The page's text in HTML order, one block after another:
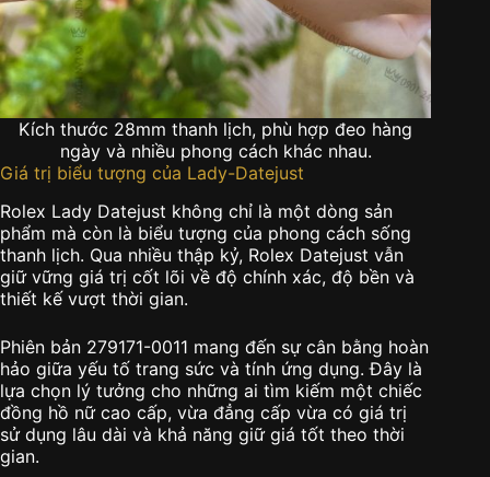
Kích thước 28mm thanh lịch, phù hợp đeo hàng
ngày và nhiều phong cách khác nhau.
Giá trị biểu tượng của Lady-Datejust
Rolex Lady Datejust không chỉ là một dòng sản
phẩm mà còn là biểu tượng của phong cách sống
thanh lịch. Qua nhiều thập kỷ, Rolex Datejust vẫn
giữ vững giá trị cốt lõi về độ chính xác, độ bền và
thiết kế vượt thời gian.
Phiên bản 279171-0011 mang đến sự cân bằng hoàn
hảo giữa yếu tố trang sức và tính ứng dụng. Đây là
lựa chọn lý tưởng cho những ai tìm kiếm một chiếc
đồng hồ nữ cao cấp, vừa đẳng cấp vừa có giá trị
sử dụng lâu dài và khả năng giữ giá tốt theo thời
gian.